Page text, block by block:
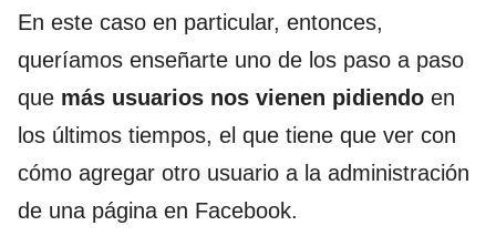
En este caso en particular, entonces,
queríamos enseñarte uno de los paso a paso
que más usuarios nos vienen pidiendo en
los últimos tiempos, el que tiene que ver con
cómo agregar otro usuario a la administración
de una página en Facebook.